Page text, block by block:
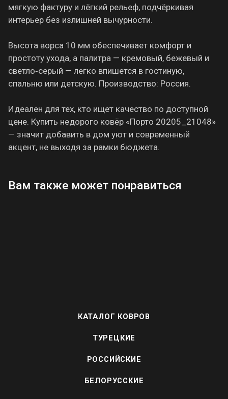
мягкую фактуру и лёгкий рельеф, подчёркивая
интерьер без излишней вычурности.
Высота ворса 10 мм обеспечивает комфорт и
простоту ухода, а палитра — кремовый, бежевый и
светло‑серый — легко впишется в гостиную,
спальню или детскую. Производство: Россия.
Идеален для тех, кто ищет качество по доступной
цене. Купить недорого ковёр «Порто 20205_21048»
— значит добавить в дом уют и современный
акцент, не выходя за рамки бюджета.
Вам также может понравиться
КАТАЛОГ КОВРОВ
ТУРЕЦКИЕ
РОССИЙСКИЕ
БЕЛОРУССКИЕ